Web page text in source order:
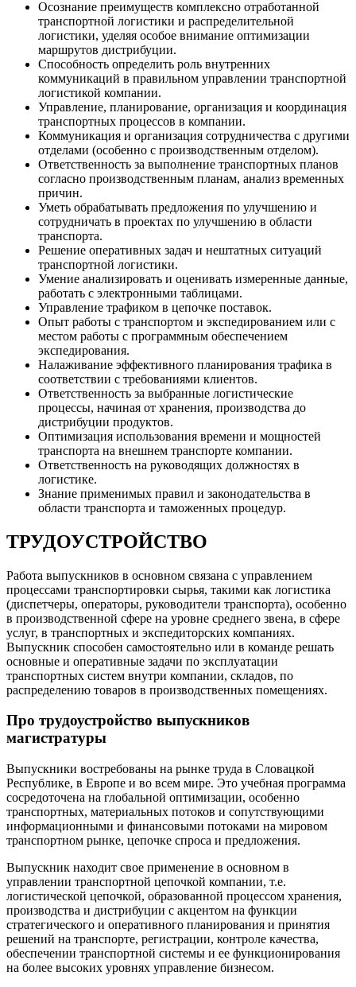
Осознание преимуществ комплексно отработанной
транспортной логистики и распределительной
логистики, уделяя особое внимание оптимизации
маршрутов дистрибуции.
Способность определить роль внутренних
коммуникаций в правильном управлении транспортной
логистикой компании.
Управление, планирование, организация и координация
транспортных процессов в компании.
Коммуникация и организация сотрудничества с другими
отделами (особенно с производственным отделом).
Ответственность за выполнение транспортных планов
согласно производственным планам, анализ временных
причин.
Уметь обрабатывать предложения по улучшению и
сотрудничать в проектах по улучшению в области
транспорта.
Решение оперативных задач и нештатных ситуаций
транспортной логистики.
Умение анализировать и оценивать измеренные данные,
работать с электронными таблицами.
Управление трафиком в цепочке поставок.
Опыт работы с транспортом и экспедированием или с
местом работы с программным обеспечением
экспедирования.
Налаживание эффективного планирования трафика в
соответствии с требованиями клиентов.
Ответственность за выбранные логистические
процессы, начиная от хранения, производства до
дистрибуции продуктов.
Оптимизация использования времени и мощностей
транспорта на внешнем транспорте компании.
Ответственность на руководящих должностях в
логистике.
Знание применимых правил и законодательства в
области транспорта и таможенных процедур.
ТРУДОУСТРОЙСТВО
Работа выпускников в основном связана с управлением
процессами транспортировки сырья, такими как логистика
(диспетчеры, операторы, руководители транспорта), особенно
в производственной сфере на уровне среднего звена, в сфере
услуг, в транспортных и экспедиторских компаниях.
Выпускник способен самостоятельно или в команде решать
основные и оперативные задачи по эксплуатации
транспортных систем внутри компании, складов, по
распределению товаров в производственных помещениях.
Про трудоустройство выпускников
магистратуры
Выпускники востребованы на рынке труда в Словацкой
Республике, в Европе и во всем мире. Это учебная программа
сосредоточена на глобальной оптимизации, особенно
транспортных, материальных потоков и сопутствующими
информационными и финансовыми потоками на мировом
транспортном рынке, цепочке спроса и предложения.
Выпускник находит свое применение в основном в
управлении транспортной цепочкой компании, т.е.
логистической цепочкой, образованной процессом хранения,
производства и дистрибуции с акцентом на функции
стратегического и оперативного планирования и принятия
решений на транспорте, регистрации, контроле качества,
обеспечении транспортной системы и ее функционирования
на более высоких уровнях управление бизнесом.